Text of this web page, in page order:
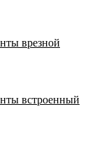
врезной
встроенный